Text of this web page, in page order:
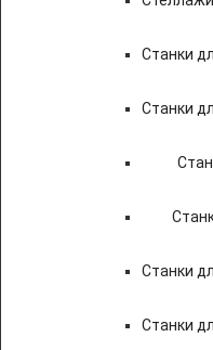
Станки
Станки
Станки
Станки